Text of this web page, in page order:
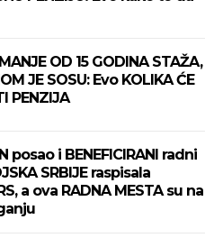
OD 15 GODINA STAŽA,
JE SOSU: Evo KOLIKA ĆE
PENZIJA
posao i BENEFICIRANI radni
SRBIJE raspisala
a ova RADNA MESTA su na